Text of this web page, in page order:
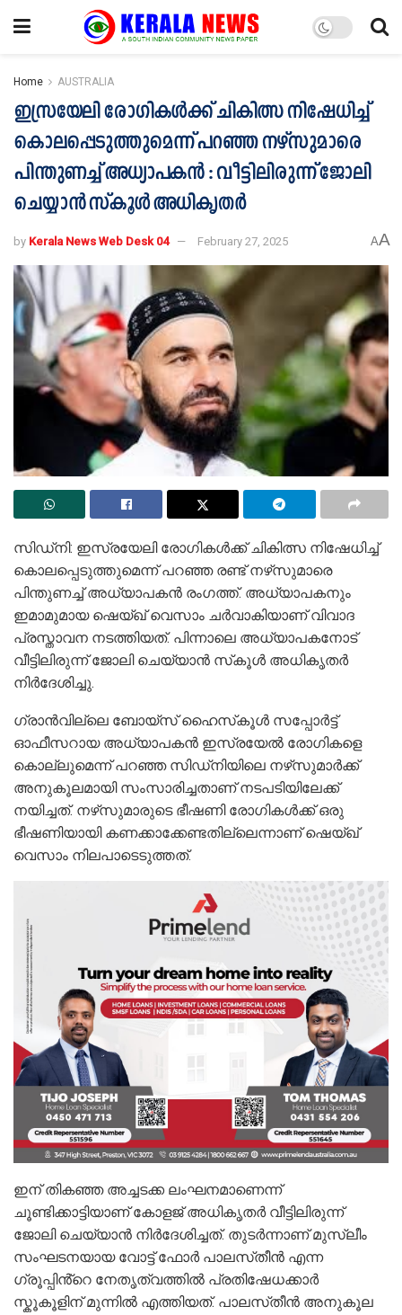
Home AUSTRALIA
ഇസ്രയേലി രോഗികൾക്ക് ചികിത്സ നിഷേധിച്ച്
കൊലപ്പെടുത്തുമെന്ന് പറഞ്ഞ നഴ്‌സുമാരെ
പിന്തുണച്ച് അധ്യാപകൻ : വീട്ടിലിരുന്ന് ജോലി
ചെയ്യാൻ സ്‌കൂൾ അധികൃതർ
by Kerala News Web Desk 04 February 27, 2025 AA
സിഡ്‌നി: ഇസ്രയേലി രോഗികൾക്ക് ചികിത്സ നിഷേധിച്ച്
കൊലപ്പെടുത്തുമെന്ന് പറഞ്ഞ രണ്ട് നഴ്‌സുമാരെ
പിന്തുണച്ച് അധ്യാപകൻ രംഗത്ത്. അധ്യാപകനും
ഇമാമുമായ ഷെയ്‌ഖ് വെസാം ചർവാകിയാണ് വിവാദ
പ്രസ്താവന നടത്തിയത്. പിന്നാലെ അധ്യാപകനോട്
വീട്ടിലിരുന്ന് ജോലി ചെയ്യാൻ സ്‌കൂൾ അധികൃതർ
നിർദേശിച്ചു.
ഗ്രാൻവില്ലെ ബോയ്‌സ് ഹൈസ്‌കൂൾ സപ്പോർട്ട്
ഓഫീസറായ അധ്യാപകൻ ഇസ്രയേൽ രോഗികളെ
കൊല്ലുമെന്ന് പറഞ്ഞ സിഡ്‌നിയിലെ നഴ്‌സുമാർക്ക്
അനുകൂലമായി സംസാരിച്ചതാണ് നടപടിയിലേക്ക്
നയിച്ചത്. നഴ്‌സുമാരുടെ ഭീഷണി രോഗികൾക്ക് ഒരു
ഭീഷണിയായി കണക്കാക്കേണ്ടതില്ലെന്നാണ് ഷെയ്ഖ്
വെസാം നിലപാടെടുത്തത്.
ഇന് തികഞ്ഞ അച്ചടക്ക ലംഘനമാണെന്ന്
ചൂണ്ടിക്കാട്ടിയാണ് കോളജ് അധികൃതർ വീട്ടിലിരുന്ന്
ജോലി ചെയ്യാൻ നിർദേശിച്ചത്. തുടർന്നാണ് മുസ്ലീം
സംഘടനയായ വോട്ട് ഫോർ പാലസ്‌തീൻ എന്ന
ഗ്രൂപ്പിൻ്റെ നേതൃത്വത്തിൽ പ്രതിഷേധക്കാർ
സ്കൂ‌കൂളിന് മുന്നിൽ എത്തിയത്. പാലസ്‌തീൻ അനുകൂല